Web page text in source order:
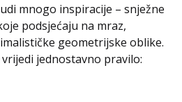
mnogo inspiracije – snježne
podsjećaju na mraz,
geometrijske oblike.
jednostavno pravilo: